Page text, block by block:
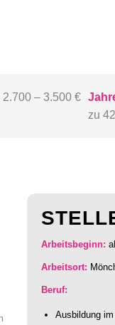
2.700 – 3.500 €
zu
Arbeitsbeginn:
Arbeitsort:
Beruf:
Ausbildung